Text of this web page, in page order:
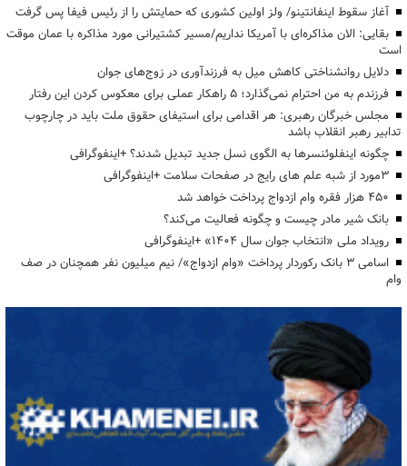
آغاز سقوط اینفانتینو/ ولز اولین کشوری که حمایتش را از رئیس فیفا پس گرفت
بقایی: الان مذاکره‌ای با آمریکا نداریم/مسیر کشتیرانی مورد مذاکره با عمان موقت
است
دلایل روانشناختی کاهش میل به فرزندآوری در زوج‌های جوان
فرزندم به من احترام نمی‌گذارد؛ ۵ راهکار عملی برای معکوس کردن این رفتار
مجلس خبرگان رهبری: هر اقدامی برای استیفای حقوق ملت باید در چارچوب
تدابیر رهبر انقلاب باشد
چگونه اینفلوئنسرها به الگوی نسل جدید تبدیل شدند؟ +اینفوگرافی
3مورد از شبه علم های رایج در صفحات سلامت +اینفوگرافی
۴۵۰ هزار فقره وام ازدواج پرداخت خواهد شد
بانک شیر مادر چیست و چگونه فعالیت می‌کند؟
رویداد ملی «انتخاب جوان سال ۱۴۰۴» +اینفوگرافی
اسامی ۳ بانک رکوردار پرداخت «وام ازدواج»/ نیم میلیون نفر همچنان در صف
وام